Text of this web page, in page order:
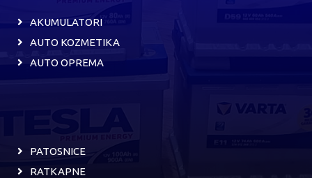
AKUMULATORI
AUTO KOZMETIKA
AUTO OPREMA
PATOSNICE
RATKAPNE